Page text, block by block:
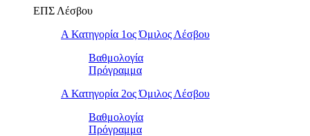
ΕΠΣ Λέσβου
Α Κατηγορία 1ος Όμιλος Λέσβου
Βαθμολογία
Πρόγραμμα
Α Κατηγορία 2ος Όμιλος Λέσβου
Βαθμολογία
Πρόγραμμα